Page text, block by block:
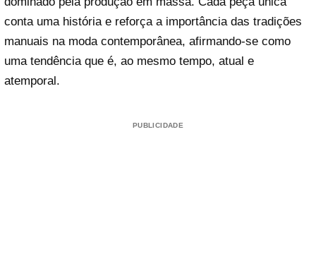
conta uma história e reforça a importância das tradições
manuais na moda contemporânea, afirmando-se como
uma tendência que é, ao mesmo tempo, atual e
atemporal.
PUBLICIDADE